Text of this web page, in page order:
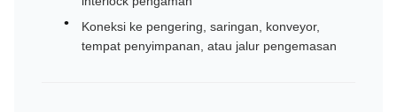
Koneksi ke pengering, saringan, konveyor,
tempat penyimpanan, atau jalur pengemasan